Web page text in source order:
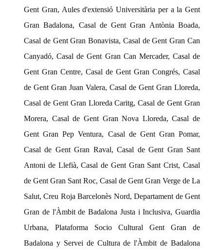
Gent Gran, Aules d'extensió Universitària per a la Gent
Gran Badalona, Casal de Gent Gran Antònia Boada,
Casal de Gent Gran Bonavista, Casal de Gent Gran Can
Canyadó, Casal de Gent Gran Can Mercader, Casal de
Gent Gran Centre, Casal de Gent Gran Congrés, Casal
de Gent Gran Juan Valera, Casal de Gent Gran Lloreda,
Casal de Gent Gran Lloreda Caritg, Casal de Gent Gran
Morera, Casal de Gent Gran Nova Lloreda, Casal de
Gent Gran Pep Ventura, Casal de Gent Gran Pomar,
Casal de Gent Gran Raval, Casal de Gent Gran Sant
Antoni de Llefià, Casal de Gent Gran Sant Crist, Casal
de Gent Gran Sant Roc, Casal de Gent Gran Verge de La
Salut, Creu Roja Barcelonès Nord, Departament de Gent
Gran de l'Àmbit de Badalona Justa i Inclusiva, Guardia
Urbana, Plataforma Socio Cultural Gent Gran de
Badalona y Servei de Cultura de l'Àmbit de Badalona